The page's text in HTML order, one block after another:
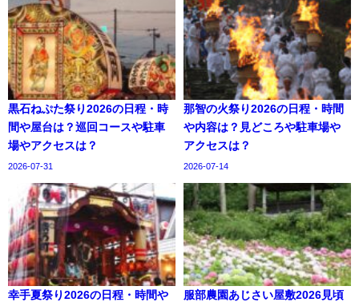
黒石ねぷた祭り2026の日程・時
間や屋台は？巡回コースや駐車
場やアクセスは？
2026-07-31
那智の火祭り2026の日程・時間
や内容は？見どころや駐車場や
アクセスは？
2026-07-14
幸手夏祭り2026の日程・時間や
服部農園あじさい屋敷2026見頃